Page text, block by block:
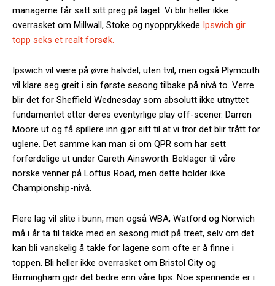
managerne får satt sitt preg på laget. Vi blir heller ikke
overrasket om Millwall, Stoke og nyopprykkede Ipswich gir
topp seks et realt forsøk.
Ipswich vil være på øvre halvdel, uten tvil, men også Plymouth
vil klare seg greit i sin første sesong tilbake på nivå to. Verre
blir det for Sheffield Wednesday som absolutt ikke utnyttet
fundamentet etter deres eventyrlige play off-scener. Darren
Moore ut og få spillere inn gjør sitt til at vi tror det blir trått for
uglene. Det samme kan man si om QPR som har sett
forferdelige ut under Gareth Ainsworth. Beklager til våre
norske venner på Loftus Road, men dette holder ikke
Championship-nivå.
Flere lag vil slite i bunn, men også WBA, Watford og Norwich
må i år ta til takke med en sesong midt på treet, selv om det
kan bli vanskelig å takle for lagene som ofte er å finne i
toppen. Bli heller ikke overrasket om Bristol City og
Birmingham gjør det bedre enn våre tips. Noe spennende er i